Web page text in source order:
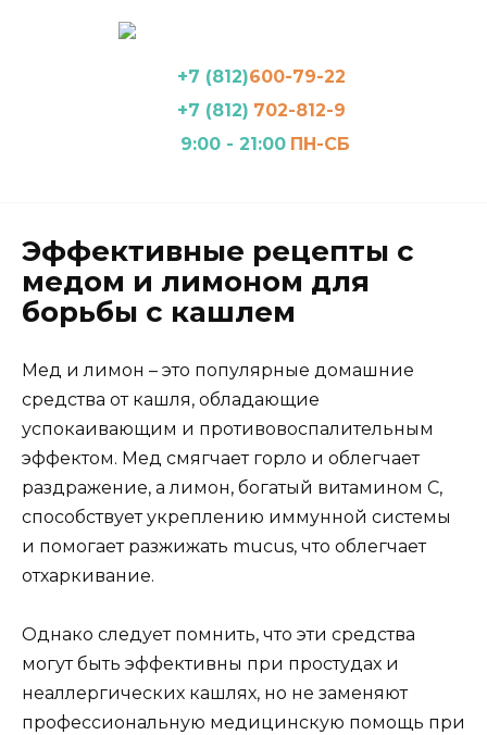
+7 (812)600-79-22
+7 (812) 702-812-9
9:00 - 21:00 ПН-СБ
Эффективные рецепты с
медом и лимоном для
борьбы с кашлем
Мед и лимон – это популярные домашние
средства от кашля, обладающие
успокаивающим и противовоспалительным
эффектом. Мед смягчает горло и облегчает
раздражение, а лимон, богатый витамином C,
способствует укреплению иммунной системы
и помогает разжижать mucus, что облегчает
отхаркивание.
Однако следует помнить, что эти средства
могут быть эффективны при простудах и
неаллергических кашлях, но не заменяют
профессиональную медицинскую помощь при